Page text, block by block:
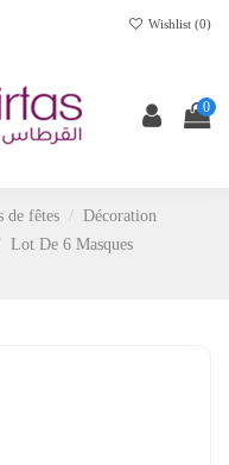
Wishlist (0)
0
de fêtes
Décoration
Lot De 6 Masques